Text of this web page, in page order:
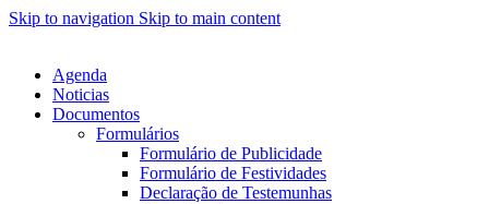
Skip to navigation Skip to main content
Agenda
Noticias
Documentos
Formulários
Formulário de Publicidade
Formulário de Festividades
Declaração de Testemunhas